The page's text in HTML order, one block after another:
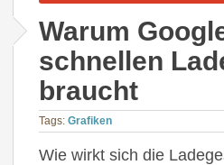
Warum
schnellen
braucht
Tags: Grafiken
Wie wirkt sich die